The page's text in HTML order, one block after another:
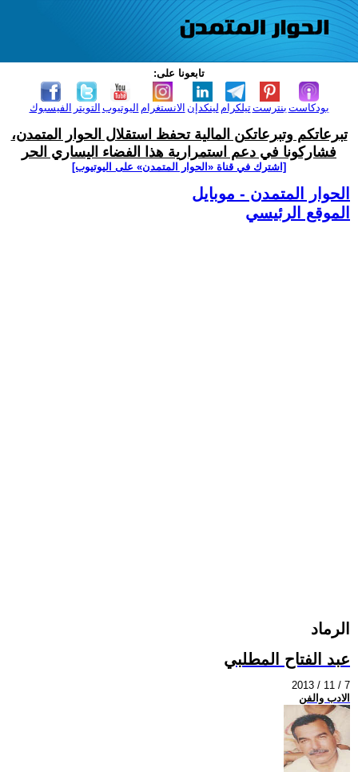
تابعونا على:
الفيسبوك التويتر اليوتيوب الانستغرام لينكدإن تيلكرامبنترست بودكاست
تبرعاتكم وتبرعاتكن المالية تحفظ استقلال الحوار المتمدن،
فشاركونا في دعم استمرارية هذا الفضاء اليساري الحر
[اشترك في قناة ‫«الحوار المتمدن» على اليوتيوب]
الحوار المتمدن - موبايل
الموقع الرئيسي
الرماد
عبد الفتاح المطلبي
2013 / 11 / 7
الادب والفن